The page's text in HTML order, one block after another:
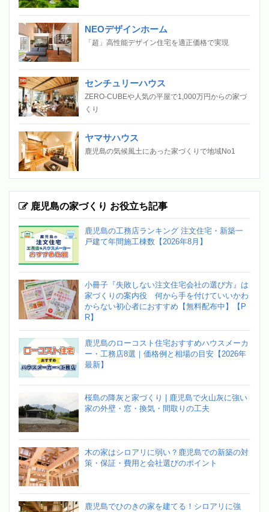
NEOデザインホーム
「超」高性能デザイン住宅を適正価格で実現
センチュリーハウス
ZERO-CUBEや人気の平屋で1,000万円からの家づ
くり
ヤマサハウス
鹿児島の気候風土にあった家づくりで地域No1
鹿児島の家づくり お役立ち記事
鹿児島の工務店ランキング 注文住宅・新築一
戸建て年間施工棟数【2026年8月】
小冊子『失敗しない注文住宅会社の選び方』は
家づくりの案内役 何から手を付けていいかわ
からない初心者におすすめ【無料配布中】【P
R】
鹿児島のローコスト住宅おすすめハウスメーカ
ー・工務店8選｜価格例と相場の目安【2026年
最新】
桜島の降灰と家づくり | 鹿児島で火山灰に強い
家の外壁・窓・換気・間取りの工夫
木の家はシロアリに弱い？鹿児島での新築の対
策・保証・費用と会社選びのポイント
鹿児島でひのきの家を建てる！シロアリに強